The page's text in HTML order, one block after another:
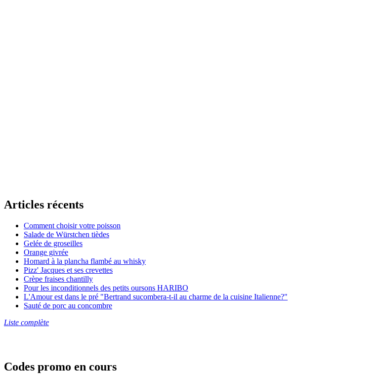
Articles récents
Comment choisir votre poisson
Salade de Würstchen tièdes
Gelée de groseilles
Orange givrée
Homard à la plancha flambé au whisky
Pizz' Jacques et ses crevettes
Crèpe fraises chantilly
Pour les inconditionnels des petits oursons HARIBO
L'Amour est dans le pré "Bertrand sucombera-t-il au charme de la cuisine Italienne?"
Sauté de porc au concombre
Liste complète
Codes promo en cours